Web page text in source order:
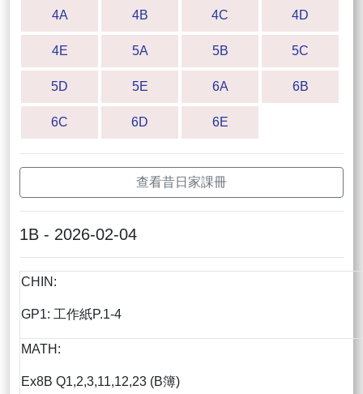
4A 4B 4C 4D
4E 5A 5B 5C
5D 5E 6A 6B
6C 6D 6E
查看昔日家課冊
1B - 2026-02-04
CHIN:
GP1: 工作紙P.1-4
MATH:
Ex8B Q1,2,3,11,12,23 (B簿)